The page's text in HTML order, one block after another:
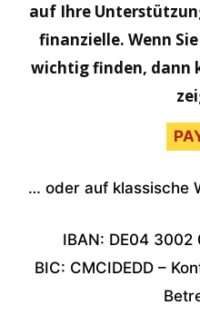
auf Ihre
finanzielle. Wenn
wichtig finden, dann
… oder auf klassische
IBAN: DE04
BIC: CMCIDEDD –